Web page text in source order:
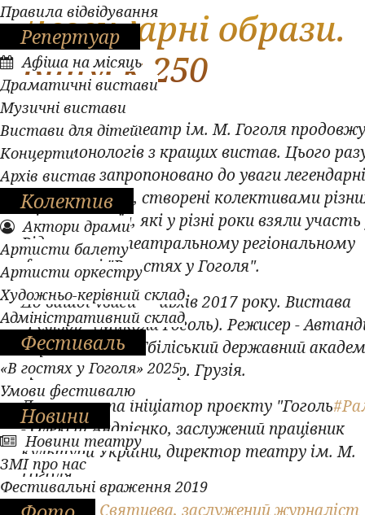
Правила відвідування
Репертуар
Афіша на місяць
Драматичні вистави
Музичні вистави
Вистави для дітей
Концерти
Архів вистав
Колектив
Актори драми
Артисти балету
Артисти оркестру
Художньо-керівний склад
Адміністративний склад
Фестиваль
«В гостях у Гоголя» 2025
Умови фестивалю
Новини
Новини театру
ЗМІ про нас
Фестивальні враження 2019
Легендарні образи.
Випуск 250
Полтавський театр ім. М. Гоголя
серію монологів з кращих вистав. Цього
глядачам запропоновано до уваги
яскраві образи, створені колективами
міст та країн, які у різні роки взяли участь
Відкритому театральному регіональному
фестивалі "В гостях у Гоголя".
До вашої уваги — архів 2017 року. Вистава
"Ревізор" (Микола Гоголь). Режисер -
Варсимашвілі. Тбіліський державний
драматичний театр. Грузія.
Директор та ініціатор проєкту "Гоголь
- Олексій Андрієнко, заслужений працівник
культури України, директор театру ім. М.
Гоголя.
Автор: Н. Святцева, заслужений журналіст